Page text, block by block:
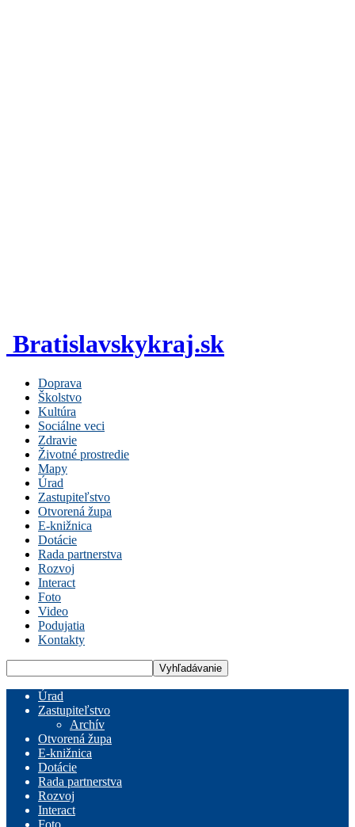
Bratislavskykraj.sk
Doprava
Školstvo
Kultúra
Sociálne veci
Zdravie
Životné prostredie
Mapy
Úrad
Zastupiteľstvo
Otvorená župa
E-knižnica
Dotácie
Rada partnerstva
Rozvoj
Interact
Foto
Video
Podujatia
Kontakty
Úrad
Zastupiteľstvo
Archív
Otvorená župa
E-knižnica
Dotácie
Rada partnerstva
Rozvoj
Interact
Foto